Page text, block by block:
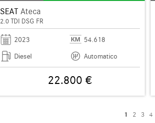
SEAT Ateca
2.0 TDI DSG FR
2023
54.618
Diesel
Automatico
22.800 €
1 2 3 4